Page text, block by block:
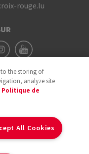
rouge.lu
to the storing of
analyze site
Politique de
All Cookies